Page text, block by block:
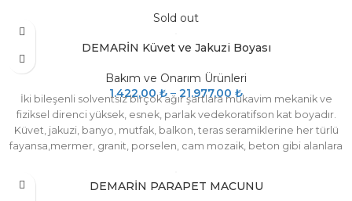
İç ve dış duvarlarda, binalarının subasmanlarında, bodrumlarda,
garaj ya da kilerlerde, kuzeye bakan iç duvarlarda ve bir çok nem
ve rutubet görülen mahal alanlarında kullanılır. Kullanıldığı
alanlarda mükemmel neme dayanım gösteren yüzeyler
oluşturur.Standart renk beyazdır.
Sold out
DEMARİN Küvet ve Jakuzi Boyası
Bakım ve Onarım Ürünleri
1.422,00₺ – 21.977,00 ₺
İki bileşenli solventsiz birçok ağır şartlara mukavim mekanik ve
fiziksel direnci yüksek, esnek, parlak vedekoratifson kat boyadır.
Küvet, jakuzi, banyo, mutfak, balkon, teras seramiklerine her türlü
fayansa,mermer, granit, porselen, cam mozaik, beton gibi alanlara
zemin kaplamaları üzerinde son kat olarak çizilme ve sürtünme
DEMARİN PARAPET MACUNU